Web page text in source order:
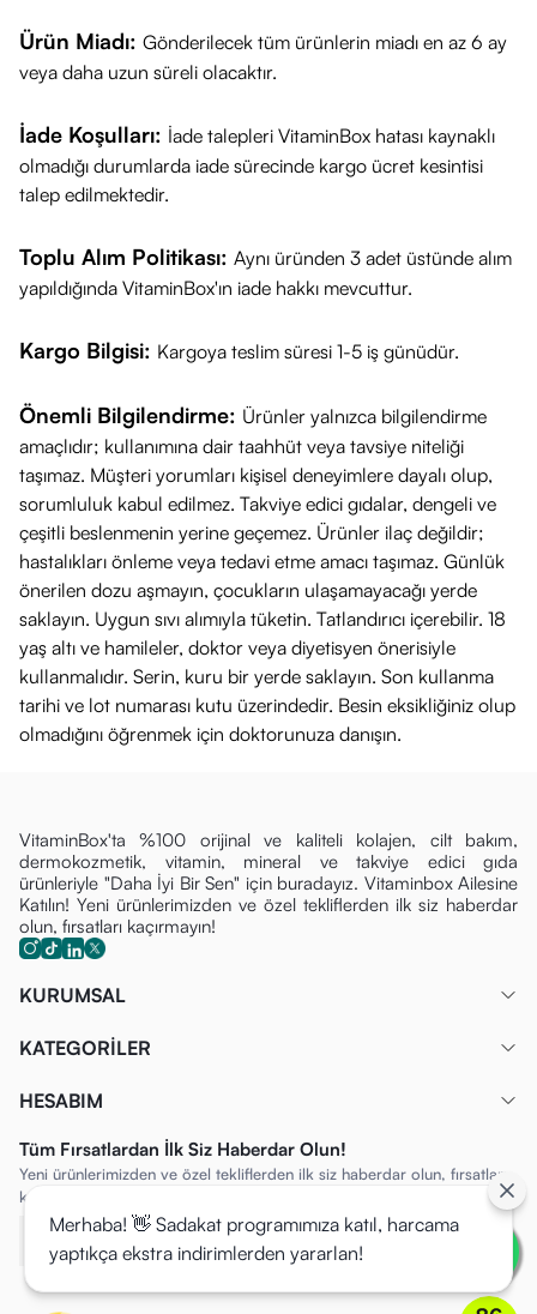
Ürün Miadı: Gönderilecek tüm ürünlerin miadı en az 6 ay
veya daha uzun süreli olacaktır.
İade Koşulları: İade talepleri VitaminBox hatası kaynaklı
olmadığı durumlarda iade sürecinde kargo ücret kesintisi
talep edilmektedir.
Toplu Alım Politikası: Aynı üründen 3 adet üstünde alım
yapıldığında VitaminBox'ın iade hakkı mevcuttur.
Kargo Bilgisi: Kargoya teslim süresi 1-5 iş günüdür.
Önemli Bilgilendirme: Ürünler yalnızca bilgilendirme
amaçlıdır; kullanımına dair taahhüt veya tavsiye niteliği
taşımaz. Müşteri yorumları kişisel deneyimlere dayalı olup,
sorumluluk kabul edilmez. Takviye edici gıdalar, dengeli ve
çeşitli beslenmenin yerine geçemez. Ürünler ilaç değildir;
hastalıkları önleme veya tedavi etme amacı taşımaz. Günlük
önerilen dozu aşmayın, çocukların ulaşamayacağı yerde
saklayın. Uygun sıvı alımıyla tüketin. Tatlandırıcı içerebilir. 18
yaş altı ve hamileler, doktor veya diyetisyen önerisiyle
kullanmalıdır. Serin, kuru bir yerde saklayın. Son kullanma
tarihi ve lot numarası kutu üzerindedir. Besin eksikliğiniz olup
olmadığını öğrenmek için doktorunuza danışın.
VitaminBox'ta %100 orijinal ve kaliteli kolajen, cilt bakım,
dermokozmetik, vitamin, mineral ve takviye edici gıda
ürünleriyle "Daha İyi Bir Sen" için buradayız. Vitaminbox Ailesine
Katılın! Yeni ürünlerimizden ve özel tekliflerden ilk siz haberdar
olun, fırsatları kaçırmayın!
KURUMSAL
KATEGORİLER
HESABIM
Tüm Fırsatlardan İlk Siz Haberdar Olun!
Yeni ürünlerimizden ve özel tekliflerden ilk siz haberdar olun, fırsatları
kaçırmayın!
Merhaba! 👋 Sadakat programımıza katıl, harcama
yaptıkça ekstra indirimlerden yararlan!